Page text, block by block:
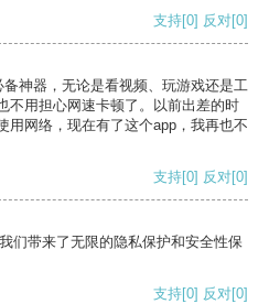
支持[0] 反对[0]
神器，无论是看视频、玩游戏还是工
不用担心网速卡顿了。以前出差的时
用网络，现在有了这个app，我再也不
支持[0] 反对[0]
们带来了无限的隐私保护和安全性保
支持[0] 反对[0]